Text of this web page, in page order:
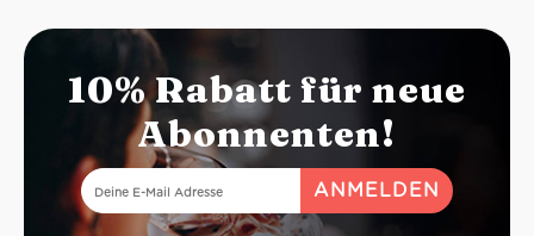
10% Rabatt für neue
Abonnenten!